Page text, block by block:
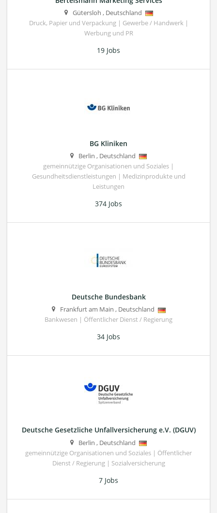
Gütersloh , Deutschland
Druck, Papier und Verpackung | Gewerbe / Handwerk |
Werbung und PR
19 Jobs
BG Kliniken
Berlin , Deutschland
gemeinnützige Organisationen und Soziales |
Gesundheitsdienstleistungen | Medizinprodukte und
Leistungen
374 Jobs
Deutsche Bundesbank
Frankfurt am Main , Deutschland
Bankwesen | Öffentlicher Dienst / Regierung
34 Jobs
Deutsche Gesetzliche Unfallversicherung e.V. (DGUV)
Berlin , Deutschland
gemeinnützige Organisationen und Soziales | Öffentlicher
Dienst / Regierung | Sozialversicherung
7 Jobs